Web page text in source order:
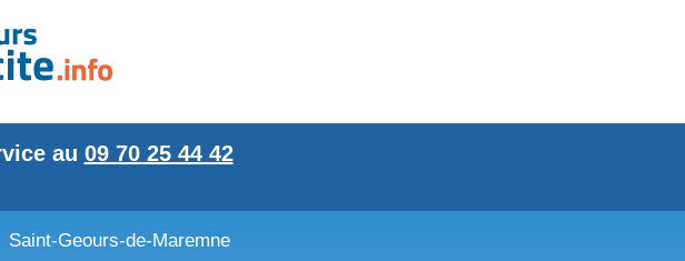
au 09 70 25 44 42
Saint-Geours-de-Maremne